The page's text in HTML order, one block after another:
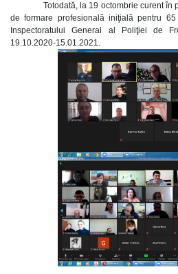
Totodată, la 19 octombrie curent în
de formare profesională iniţială pentru
Inspectoratului General al Poliţiei de
19.10.2020-15.01.2021.